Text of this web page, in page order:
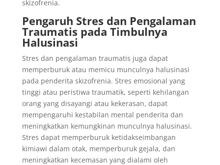
skizofrenia.
Pengaruh Stres dan Pengalaman
Traumatis pada Timbulnya
Halusinasi
Stres dan pengalaman traumatis juga dapat
memperburuk atau memicu munculnya halusinasi
pada penderita skizofrenia. Stres emosional yang
tinggi atau peristiwa traumatik, seperti kehilangan
orang yang disayangi atau kekerasan, dapat
mempengaruhi kestabilan mental penderita dan
meningkatkan kemungkinan munculnya halusinasi.
Stres dapat memperburuk ketidakseimbangan
kimiawi dalam otak, memperburuk gejala, dan
meningkatkan kecemasan yang dialami oleh